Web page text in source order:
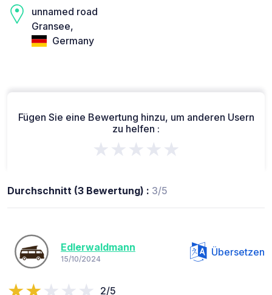
unnamed road
Gransee,
Germany
Fügen Sie eine Bewertung hinzu, um anderen Usern
zu helfen :
★★★★★
Durchschnitt (3 Bewertung) : 3/5
Edlerwaldmann
15/10/2024
Übersetzen
2/5